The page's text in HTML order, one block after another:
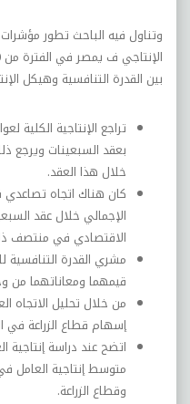
وتناول فيه الباحث تطور
بين القدرة التنافسية وهيكل
تراجع الإنتاجية الكلية
بعقد السبعينات ويرجع
خلال هذا العقد.
كان هناك اتجاه تصاعدي
الإجمالي خلال عقد
الاقتصادي في منتصف
مشري القدرة
قيمهما ومعاناتهما من
من خلال تحليل الاتجاه
إسهام قطاع الزراعة في
اتضح عند دراسة إنتاجية
متوسط إنتاجية العامل
وقطاع الزراعة.